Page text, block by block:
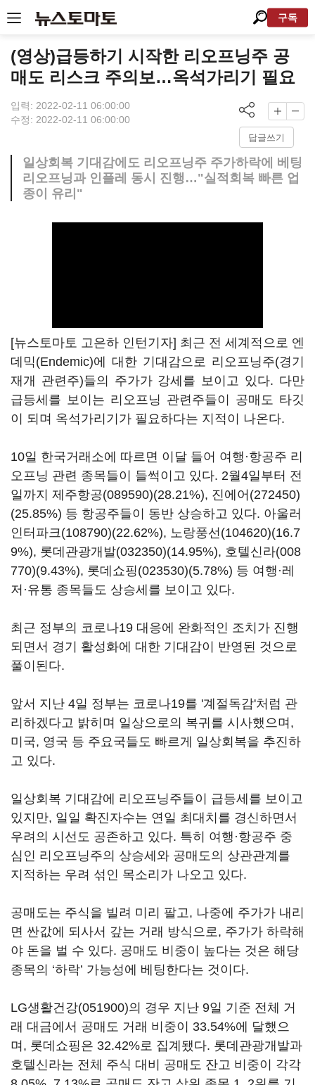
구독
(영상)급등하기 시작한 리오프닝주 공
매도 리스크 주의보…옥석가리기 필요
입력: 2022-02-11 06:00:00
수정: 2022-02-11 06:00:00
답글쓰기
일상회복 기대감에도 리오프닝주 주가하락에 베팅
리오프닝과 인플레 동시 진행…"실적회복 빠른 업
종이 유리"
[뉴스토마토 고은하 인턴기자] 최근 전 세계적으로 엔
데믹(Endemic)에 대한 기대감으로 리오프닝주(경기
재개 관련주)들의 주가가 강세를 보이고 있다. 다만
급등세를 보이는 리오프닝 관련주들이 공매도 타깃
이 되며 옥석가리기가 필요하다는 지적이 나온다.
10일 한국거래소에 따르면 이달 들어 여행·항공주 리
오프닝 관련 종목들이 들썩이고 있다. 2월4일부터 전
일까지 제주항공(089590)(28.21%), 진에어(272450)
(25.85%) 등 항공주들이 동반 상승하고 있다. 아울러
인터파크(108790)(22.62%), 노랑풍선(104620)(16.7
9%), 롯데관광개발(032350)(14.95%), 호텔신라(008
770)(9.43%), 롯데쇼핑(023530)(5.78%) 등 여행·레
저·유통 종목들도 상승세를 보이고 있다.
최근 정부의 코로나19 대응에 완화적인 조치가 진행
되면서 경기 활성화에 대한 기대감이 반영된 것으로
풀이된다.
앞서 지난 4일 정부는 코로나19를 '계절독감'처럼 관
리하겠다고 밝히며 일상으로의 복귀를 시사했으며,
미국, 영국 등 주요국들도 빠르게 일상회복을 추진하
고 있다.
일상회복 기대감에 리오프닝주들이 급등세를 보이고
있지만, 일일 확진자수는 연일 최대치를 경신하면서
우려의 시선도 공존하고 있다. 특히 여행·항공주 중
심인 리오프닝주의 상승세와 공매도의 상관관계를
지적하는 우려 섞인 목소리가 나오고 있다.
공매도는 주식을 빌려 미리 팔고, 나중에 주가가 내리
면 싼값에 되사서 갚는 거래 방식으로, 주가가 하락해
야 돈을 벌 수 있다. 공매도 비중이 높다는 것은 해당
종목의 ‘하락’ 가능성에 베팅한다는 것이다.
LG생활건강(051900)의 경우 지난 9일 기준 전체 거
래 대금에서 공매도 거래 비중이 33.54%에 달했으
며, 롯데쇼핑은 32.42%로 집계됐다. 롯데관광개발과
호텔신라는 전체 주식 대비 공매도 잔고 비중이 각각